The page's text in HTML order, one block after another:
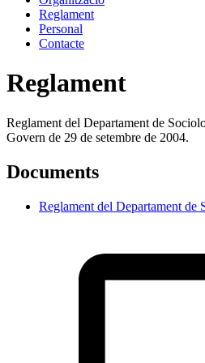
Reglament
Personal
Contacte
Reglament
Reglament del Departament de
Govern de 29 de setembre de 2004.
Documents
Reglament del Departament de